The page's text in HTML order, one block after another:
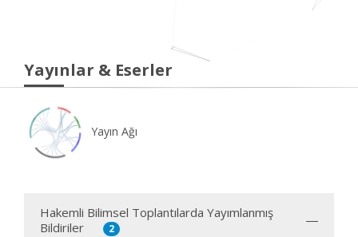
Yayınlar & Eserler
Yayın Ağı
Hakemli Bilimsel Toplantılarda Yayımlanmış
Bildiriler
2